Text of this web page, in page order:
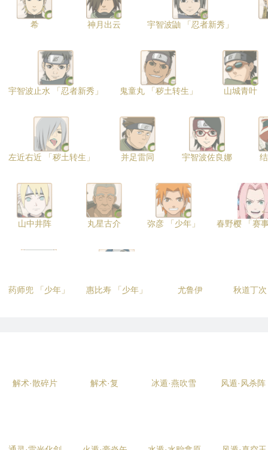
希 神月出云 宇智波鼬 「忍者新秀」
宇智波止水 「忍者新秀」 鬼童丸 「秽土转生」 山城青叶
左近右近 「秽土转生」 并足雷同 宇智波佐良娜
山中井阵 丸星古介 弥彦 「少年」 春野樱 「赛
药师兜 「少年」 惠比寿 「少年」 尤鲁伊 秋道丁
解术·散碎片 解术·复 冰遁·燕吹雪 风遁·风杀阵